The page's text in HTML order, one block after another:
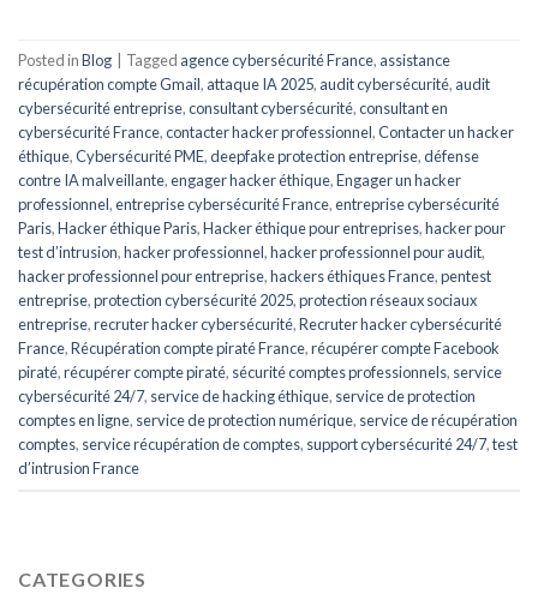
Posted inBlog Tagged agence cybersécurité France, assistance
récupération compte Gmail, attaque IA 2025, audit cybersécurité, audit
cybersécurité entreprise,consultant cybersécurité,consultant en
cybersécurité France,contacter hacker professionnel,Contacter un hacker
éthique,Cybersécurité PME,deepfake protection entreprise,défense
contre IA malveillante,engager hacker éthique,Engager un hacker
professionnel,entreprise cybersécurité France,entreprise cybersécurité
Paris,Hacker éthique Paris,Hacker éthique pour entreprises,hacker pour
test d’intrusion,hacker professionnel,hacker professionnel pour audit,
hacker professionnel pour entreprise,hackers éthiques France,pentest
entreprise,protection cybersécurité 2025,protection réseaux sociaux
entreprise,recruter hacker cybersécurité,Recruter hacker cybersécurité
France,Récupération compte piraté France,récupérer compte Facebook
piraté,récupérer compte piraté, sécurité comptes professionnels, service
cybersécurité 24/7, service de hacking éthique, service de protection
comptes en ligne, service de protection numérique, service de récupération
comptes, service récupération de comptes, support cybersécurité 24/7,test
d’intrusion France
CATEGORIES